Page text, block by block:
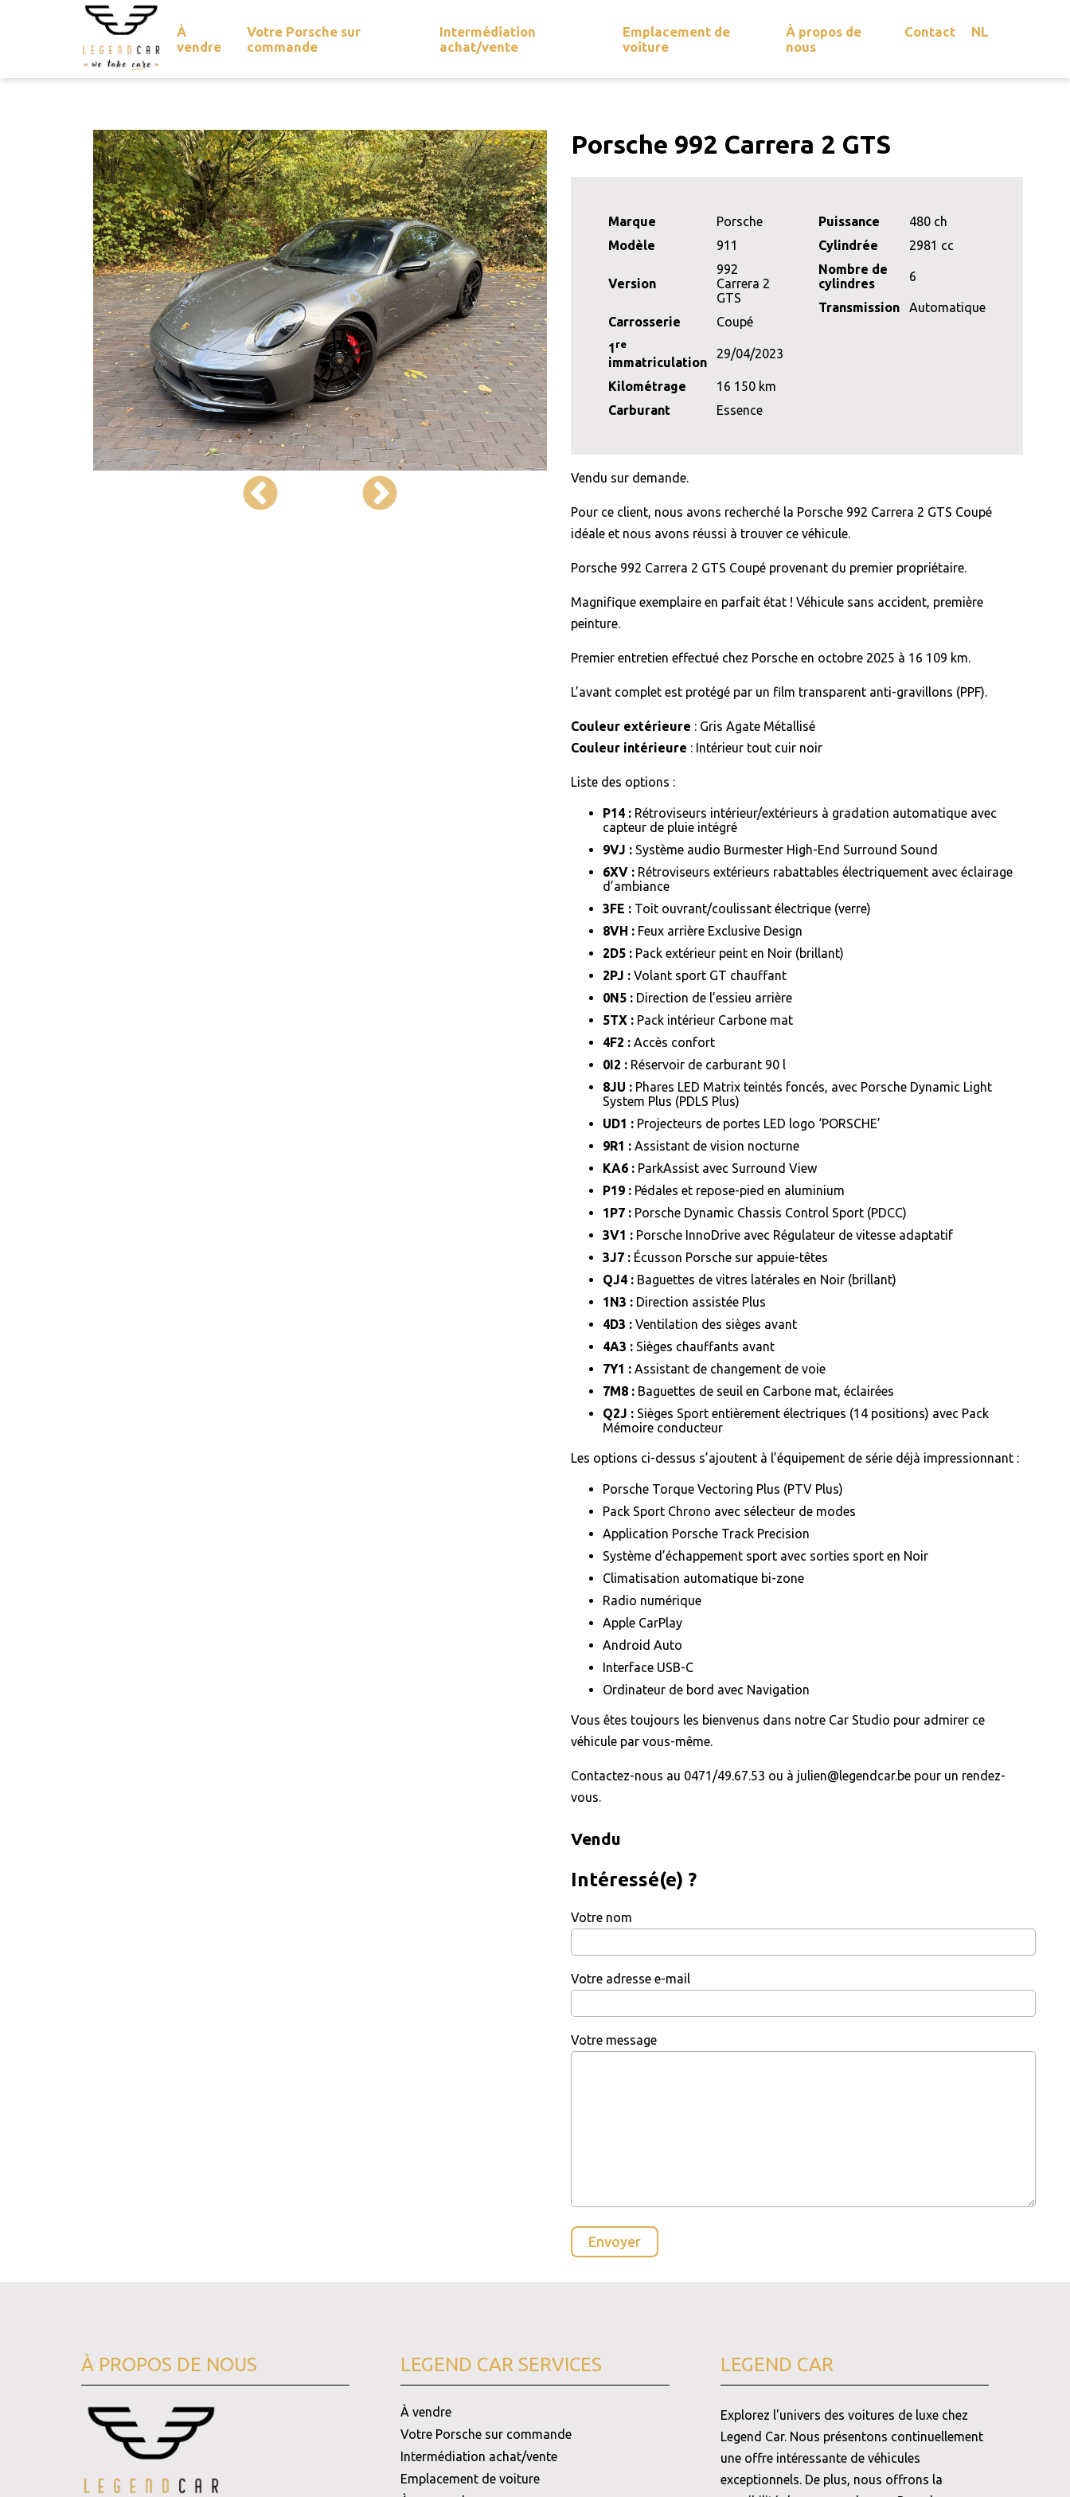
À
vendre
Votre Porsche sur
commande
Intermédiation
achat/vente
Emplacement de
voiture
À propos de
nous
Contact NL
Porsche 992 Carrera 2 GTS
Marque
Porsche
Modèle
911
Version
992
Carrera 2
GTS
Carrosserie
Coupé
1 re
immatriculation
29/04/2023
Kilométrage
16 150 km
Carburant
Essence
Puissance
480 ch
Cylindrée
2981 cc
Nombre de
cylindres
6
Transmission Automatique
Vendu sur demande.
Pour ce client, nous avons recherché la Porsche 992 Carrera 2 GTS Coupé
idéale et nous avons réussi à trouver ce véhicule.
Porsche 992 Carrera 2 GTS Coupé provenant du premier propriétaire.
Magnifique exemplaire en parfait état ! Véhicule sans accident, première
peinture.
Premier entretien effectué chez Porsche en octobre 2025 à 16 109 km.
L’avant complet est protégé par un film transparent anti-gravillons (PPF).
Couleur extérieure : Gris Agate Métallisé
Couleur intérieure : Intérieur tout cuir noir
Liste des options :
P14 : Rétroviseurs intérieur/extérieurs à gradation automatique avec
capteur de pluie intégré
9VJ : Système audio Burmester High-End Surround Sound
6XV : Rétroviseurs extérieurs rabattables électriquement avec éclairage
d’ambiance
3FE : Toit ouvrant/coulissant électrique (verre)
8VH : Feux arrière Exclusive Design
2D5 : Pack extérieur peint en Noir (brillant)
2PJ : Volant sport GT chauffant
0N5 : Direction de l’essieu arrière
5TX : Pack intérieur Carbone mat
4F2 : Accès confort
0I2 : Réservoir de carburant 90 l
8JU : Phares LED Matrix teintés foncés, avec Porsche Dynamic Light
System Plus (PDLS Plus)
UD1 : Projecteurs de portes LED logo ‘PORSCHE’
9R1 : Assistant de vision nocturne
KA6 : ParkAssist avec Surround View
P19 : Pédales et repose-pied en aluminium
1P7 : Porsche Dynamic Chassis Control Sport (PDCC)
3V1 : Porsche InnoDrive avec Régulateur de vitesse adaptatif
3J7 : Écusson Porsche sur appuie-têtes
QJ4 : Baguettes de vitres latérales en Noir (brillant)
1N3 : Direction assistée Plus
4D3 : Ventilation des sièges avant
4A3 : Sièges chauffants avant
7Y1 : Assistant de changement de voie
7M8 : Baguettes de seuil en Carbone mat, éclairées
Q2J : Sièges Sport entièrement électriques (14 positions) avec Pack
Mémoire conducteur
Les options ci-dessus s’ajoutent à l’équipement de série déjà impressionnant :
Porsche Torque Vectoring Plus (PTV Plus)
Pack Sport Chrono avec sélecteur de modes
Application Porsche Track Precision
Système d’échappement sport avec sorties sport en Noir
Climatisation automatique bi-zone
Radio numérique
Apple CarPlay
Android Auto
Interface USB-C
Ordinateur de bord avec Navigation
Vous êtes toujours les bienvenus dans notre Car Studio pour admirer ce
véhicule par vous-même.
Contactez-nous au 0471/49.67.53 ou à julien@legendcar.be pour un rendez-
vous.
Vendu
Intéressé(e) ?
Votre nom
Votre adresse e-mail
Votre message
À PROPOS DE NOUS LEGEND CAR SERVICES
À vendre
Votre Porsche sur commande
Intermédiation achat/vente
Emplacement de voiture
LEGEND CAR
Explorez l'univers des voitures de luxe chez
Legend Car. Nous présentons continuellement
une offre intéressante de véhicules
exceptionnels. De plus, nous offrons la